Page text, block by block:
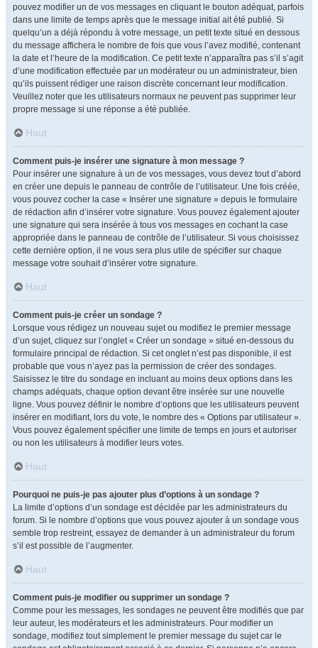
pouvez modifier un de vos messages en cliquant le bouton adéquat, parfois
dans une limite de temps après que le message initial ait été publié. Si
quelqu’un a déjà répondu à votre message, un petit texte situé en dessous
du message affichera le nombre de fois que vous l’avez modifié, contenant
la date et l’heure de la modification. Ce petit texte n’apparaîtra pas s’il s’agit
d’une modification effectuée par un modérateur ou un administrateur, bien
qu’ils puissent rédiger une raison discrète concernant leur modification.
Veuillez noter que les utilisateurs normaux ne peuvent pas supprimer leur
propre message si une réponse a été publiée.
Haut
Comment puis-je insérer une signature à mon message ?
Pour insérer une signature à un de vos messages, vous devez tout d’abord
en créer une depuis le panneau de contrôle de l’utilisateur. Une fois créée,
vous pouvez cocher la case « Insérer une signature » depuis le formulaire
de rédaction afin d’insérer votre signature. Vous pouvez également ajouter
une signature qui sera insérée à tous vos messages en cochant la case
appropriée dans le panneau de contrôle de l’utilisateur. Si vous choisissez
cette dernière option, il ne vous sera plus utile de spécifier sur chaque
message votre souhait d’insérer votre signature.
Haut
Comment puis-je créer un sondage ?
Lorsque vous rédigez un nouveau sujet ou modifiez le premier message
d’un sujet, cliquez sur l’onglet « Créer un sondage » situé en-dessous du
formulaire principal de rédaction. Si cet onglet n’est pas disponible, il est
probable que vous n’ayez pas la permission de créer des sondages.
Saisissez le titre du sondage en incluant au moins deux options dans les
champs adéquats, chaque option devant être insérée sur une nouvelle
ligne. Vous pouvez définir le nombre d’options que les utilisateurs peuvent
insérer en modifiant, lors du vote, le nombre des « Options par utilisateur ».
Vous pouvez également spécifier une limite de temps en jours et autoriser
ou non les utilisateurs à modifier leurs votes.
Haut
Pourquoi ne puis-je pas ajouter plus d’options à un sondage ?
La limite d’options d’un sondage est décidée par les administrateurs du
forum. Si le nombre d’options que vous pouvez ajouter à un sondage vous
semble trop restreint, essayez de demander à un administrateur du forum
s’il est possible de l’augmenter.
Haut
Comment puis-je modifier ou supprimer un sondage ?
Comme pour les messages, les sondages ne peuvent être modifiés que par
leur auteur, les modérateurs et les administrateurs. Pour modifier un
sondage, modifiez tout simplement le premier message du sujet car le